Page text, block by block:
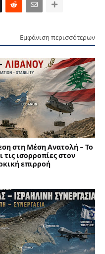
Εμφάνιση περισσότερων
στη Μέση Ανατολή – Το
τις ισορροπίες στον
επιρροή